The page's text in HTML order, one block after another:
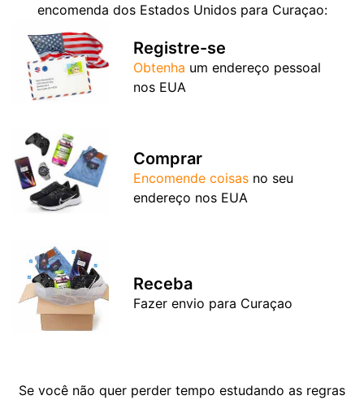
encomenda dos Estados Unidos para Curaçao:
Registre-se
Obtenha um endereço pessoal
nos EUA
Comprar
Encomende coisas no seu
endereço nos EUA
Receba
Fazer envio para Curaçao
Se você não quer perder tempo estudando as regras